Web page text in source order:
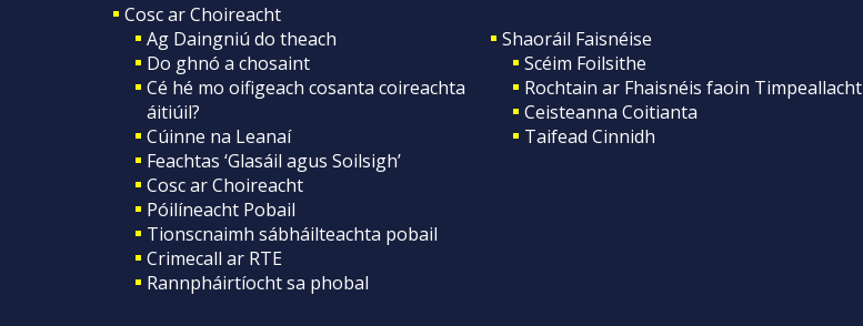
Cosc ar Choireacht
Ag Daingniú do theach
Do ghnó a chosaint
Cé hé mo oifigeach cosanta coireachta
áitiúil?
Cúinne na Leanaí
Feachtas ‘Glasáil agus Soilsigh’
Cosc ar Choireacht
Póilíneacht Pobail
Tionscnaimh sábháilteachta pobail
Crimecall ar RTE
Rannpháirtíocht sa phobal
Shaoráil Faisnéise
Scéim Foilsithe
Rochtain ar Fhaisnéis faoin Timpeallacht
Ceisteanna Coitianta
Taifead Cinnidh